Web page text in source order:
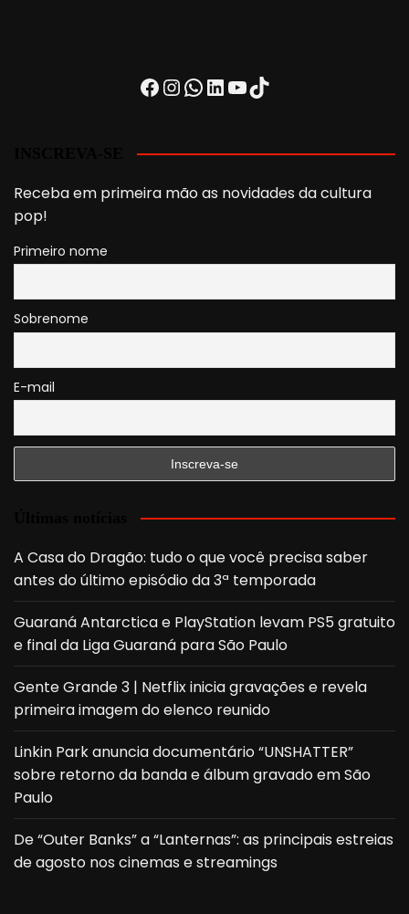
Facebook
Instagram
WhatsApp
LinkedIn
Youtube
TikTok
Receba em primeira mão as novidades da cultura
pop!
Primeiro nome
Sobrenome
E-mail
A Casa do Dragão: tudo o que você precisa saber
antes do último episódio da 3ª temporada
Guaraná Antarctica e PlayStation levam PS5 gratuito
e final da Liga Guaraná para São Paulo
Gente Grande 3 | Netflix inicia gravações e revela
primeira imagem do elenco reunido
Linkin Park anuncia documentário “UNSHATTER”
sobre retorno da banda e álbum gravado em São
Paulo
De “Outer Banks” a “Lanternas”: as principais estreias
de agosto nos cinemas e streamings